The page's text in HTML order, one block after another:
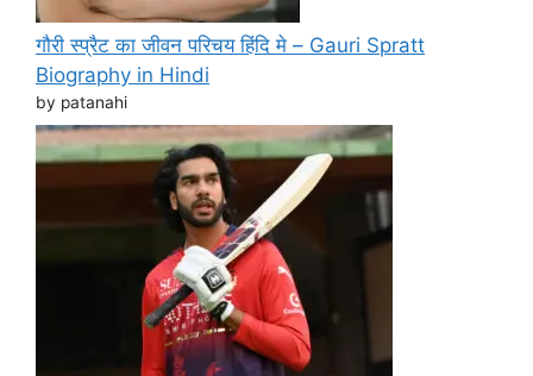
गौरी स्प्रैट का जीवन परिचय हिंदि मे – Gauri Spratt
Biography in Hindi
by patanahi